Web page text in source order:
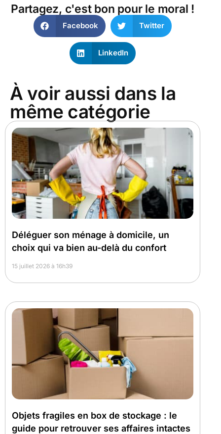
Partagez, c'est bon pour le moral !
Facebook Twitter
LinkedIn
À voir aussi dans la
même catégorie
Déléguer son ménage à domicile, un
choix qui va bien au-delà du confort
15 juillet 2026 à 16h39
Objets fragiles en box de stockage : le
guide pour retrouver ses affaires intactes